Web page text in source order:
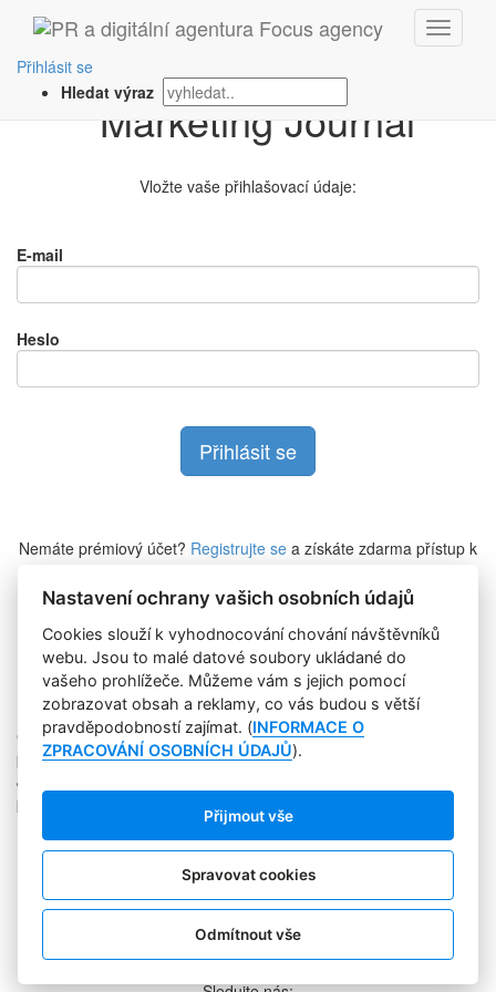
Přihlásit se
Hledat výrazPřihlášení na
Vložte vaše přihlašovací údaje:
E-mail
Heslo
Nemáte prémiový účet? Registrujte se a získáte zdarma přístup k
Zapomněli jste heslo?
Copyright © 2004-2020 Focus Agency, s.r.o. Plné znění licenčních
podmínek. ISSN 1803-957X
Jakékoliv publikování, přebírání nebo šíření obsahu je bez
písemného souhlasu Focus Agency, s.r.o. zakázáno.
RSS 1
Štítky
Zpracování osobních údajů
Kontakt
PR AGENTURA
COOKIES
Nastavení ochrany vašich osobních údajů
Cookies slouží k vyhodnocování chování návštěvníků
webu. Jsou to malé datové soubory ukládané do
vašeho prohlížeče. Můžeme vám s jejich pomocí
zobrazovat obsah a reklamy, co vás budou s větší
pravděpodobností zajímat. (INFORMACE O
ZPRACOVÁNÍ OSOBNÍCH ÚDAJŮ).
Přijmout vše
Spravovat cookies
Odmítnout vše